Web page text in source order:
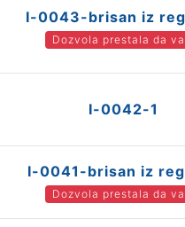
I-0043-brisan iz
Dozvola prestala da
I-0042-1
I-0041-brisan iz
Dozvola prestala da